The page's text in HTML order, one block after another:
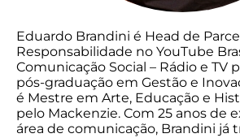
Eduardo Brandini é Head de
Responsabilidade no YouTube
Comunicação Social – Rádio e TV
pós-graduação em Gestão e
é Mestre em Arte, Educação e
pelo Mackenzie. Com 25 anos de
área de comunicação, Brandini já